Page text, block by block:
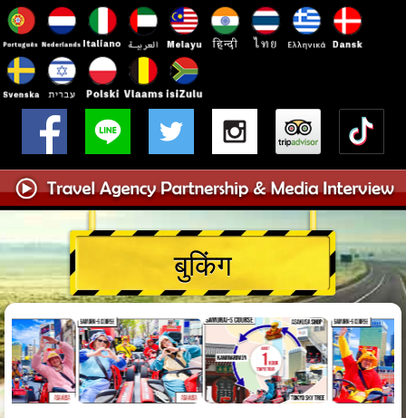
बुकिंग